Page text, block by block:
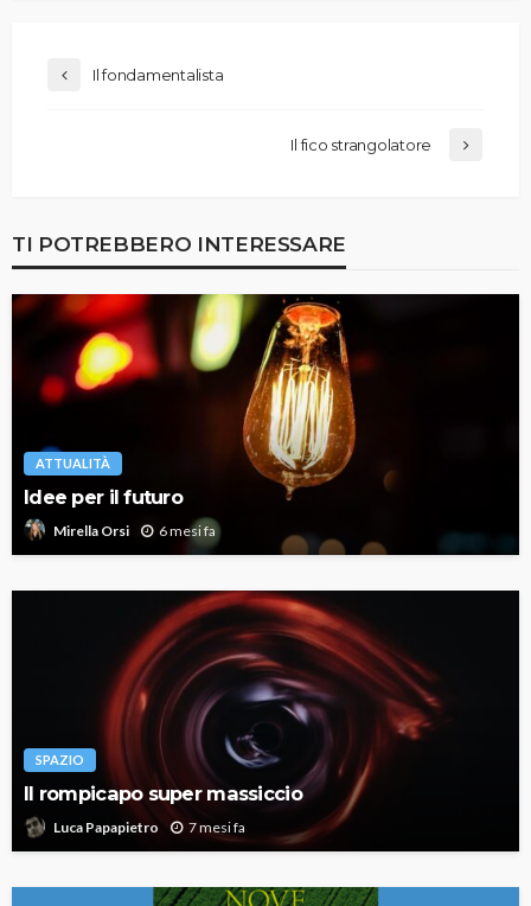
Il fondamentalista
Il fico strangolatore
TI POTREBBERO INTERESSARE
ATTUALITÀ
Idee per il futuro
Mirella Orsi 6 mesi fa
SPAZIO
Il rompicapo super massiccio
Luca Papapietro 7 mesi fa